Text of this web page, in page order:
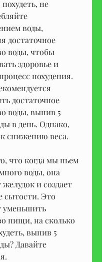
не
воды,
достаточное
воды, чтобы
здоровье и
похудения.
достаточное
воды, выпив 5
в день. Однако,
снижению веса.
что когда мы пьем
воды, она
желудок и создает
Это
уменьшить
пищи, на сколько
выпив 5
Давайте